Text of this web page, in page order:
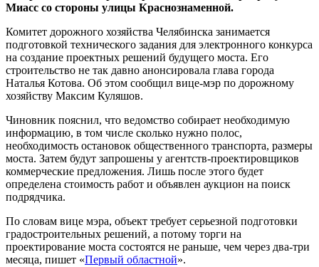
Миасс со стороны улицы Краснознаменной.
Комитет дорожного хозяйства Челябинска занимается
подготовкой технического задания для электронного конкурса
на создание проектных решений будущего моста. Его
строительство не так давно анонсировала глава города
Наталья Котова. Об этом сообщил вице-мэр по дорожному
хозяйству Максим Куляшов.
Чиновник пояснил, что ведомство собирает необходимую
информацию, в том числе сколько нужно полос,
необходимость остановок общественного транспорта, размеры
моста. Затем будут запрошены у агентств-проектировщиков
коммерческие предложения. Лишь после этого будет
определена стоимость работ и объявлен аукцион на поиск
подрядчика.
По словам вице мэра, объект требует серьезной подготовки
градостроительных решений, а потому торги на
проектирование моста состоятся не раньше, чем через два-три
месяца, пишет «Первый областной».